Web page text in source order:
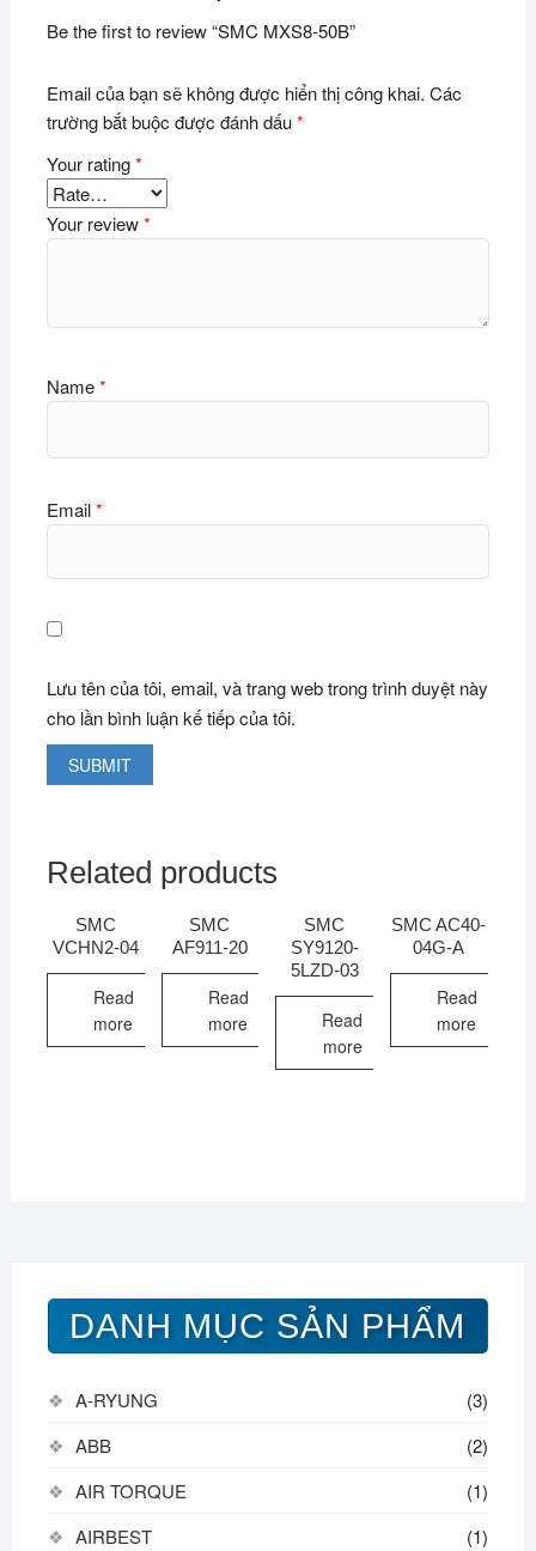
Be the first to review “SMC MXS8-50B”
Email của bạn sẽ không được hiển thị công khai. Các
trường bắt buộc được đánh dấu*
Your rating*
Your review*
Name*
Email*
Lưu tên của tôi, email, và trang web trong trình duyệt này
cho lần bình luận kế tiếp của tôi.
Related products
SMC
VCHN2-04
Read
more
SMC
AF911-20
Read
more
SMC
SY9120-
5LZD-03
Read
more
SMC AC40-
04G-A
Read
more
DANH MỤC SẢN PHẨM
A-RYUNG
(3)
ABB
(2)
AIR TORQUE
(1)
AIRBEST
(1)